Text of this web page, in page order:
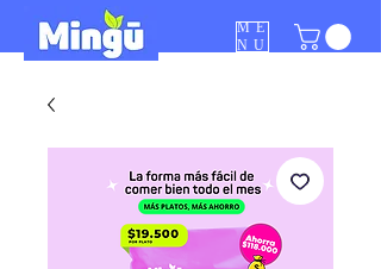
ME
NU